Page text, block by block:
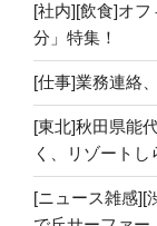
[社内][飲食]オ
分」特集！
[仕事]業務連絡
[東北]秋田県能
く、リゾートし
[ニュース雑感][